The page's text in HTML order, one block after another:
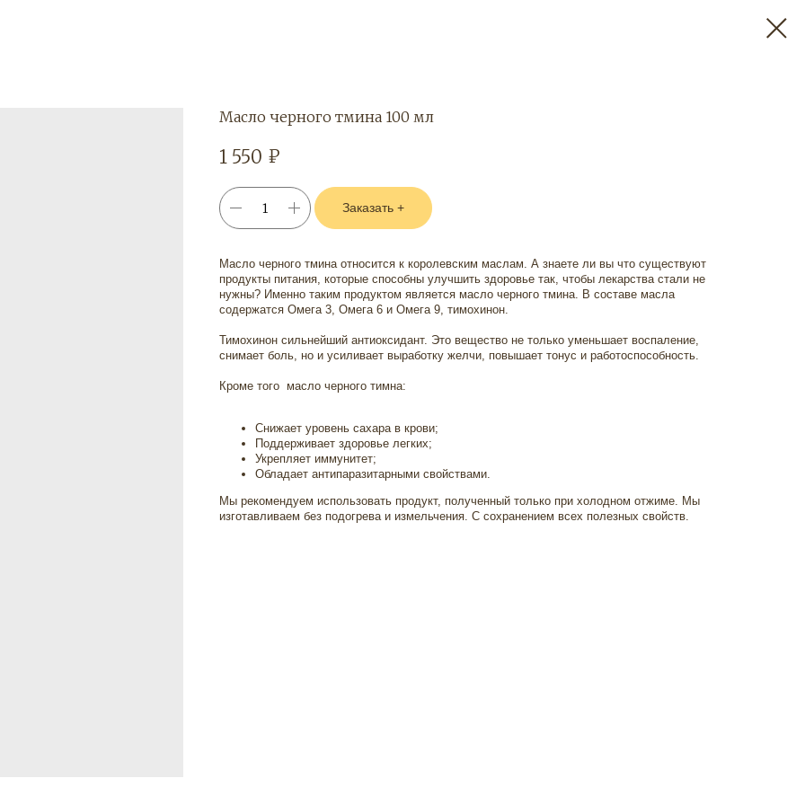
Масло черного тмина 100 мл
1 550 ₽
Заказать +
Масло черного тмина относится к королевским маслам. А знаете ли вы что существуют
продукты питания, которые способны улучшить здоровье так, чтобы лекарства стали не
нужны? Именно таким продуктом является масло черного тмина. В составе масла
содержатся Омега 3, Омега 6 и Омега 9, тимохинон.
Тимохинон сильнейший антиоксидант. Это вещество не только уменьшает воспаление,
снимает боль, но и усиливает выработку желчи, повышает тонус и работоспособность.
Кроме того масло черного тимна:
Снижает уровень сахара в крови;
Поддерживает здоровье легких;
Укрепляет иммунитет;
Обладает антипаразитарными свойствами.
Мы рекомендуем использовать продукт, полученный только при холодном отжиме. Мы
изготавливаем без подогрева и измельчения. С сохранением всех полезных свойств.